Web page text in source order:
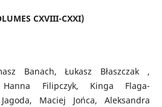
CXVIII-CXXI)
Banach, Łukasz Błaszczak ,
Hanna Filipczyk, Kinga Flaga-
Maciej Jońca, Aleksandra